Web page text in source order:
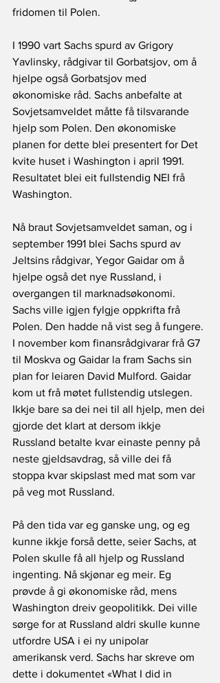
fridomen til Polen.
I 1990 vart Sachs spurd av Grigory
Yavlinsky, rådgivar til Gorbatsjov, om å
hjelpe også Gorbatsjov med
økonomiske råd. Sachs anbefalte at
Sovjetsamveldet måtte få tilsvarande
hjelp som Polen. Den økonomiske
planen for dette blei presentert for Det
kvite huset i Washington i april 1991.
Resultatet blei eit fullstendig NEI frå
Washington.
Nå braut Sovjetsamveldet saman, og i
september 1991 blei Sachs spurd av
Jeltsins rådgivar, Yegor Gaidar om å
hjelpe også det nye Russland, i
overgangen til marknadsøkonomi.
Sachs ville igjen fylgje oppkrifta frå
Polen. Den hadde nå vist seg å fungere.
I november kom finansrådgivarar frå G7
til Moskva og Gaidar la fram Sachs sin
plan for leiaren David Mulford. Gaidar
kom ut frå møtet fullstendig utslegen.
Ikkje bare sa dei nei til all hjelp, men dei
gjorde det klart at dersom ikkje
Russland betalte kvar einaste penny på
neste gjeldsavdrag, så ville dei få
stoppa kvar skipslast med mat som var
på veg mot Russland.
På den tida var eg ganske ung, og eg
kunne ikkje forså dette, seier Sachs, at
Polen skulle få all hjelp og Russland
ingenting. Nå skjønar eg meir. Eg
prøvde å gi økonomiske råd, mens
Washington dreiv geopolitikk. Dei ville
sørge for at Russland aldri skulle kunne
utfordre USA i ei ny unipolar
amerikansk verd. Sachs har skreve om
dette i dokumentet «What I did in